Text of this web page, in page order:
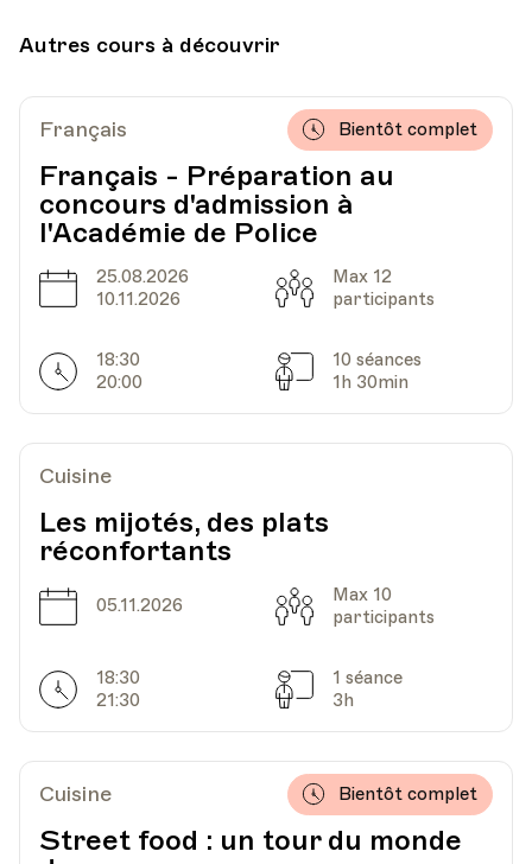
Pully
Autres cours à découvrir
Français
Français - Préparation au
concours d'admission à
l'Académie de Police
Bientôt complet
Date
25.08.2026
10.11.2026
Capacité
Max 12
participants
Horarires
18:30
20:00
Séances
10 séances
1h 30min
Cuisine
Les mijotés, des plats
réconfortants
Date
05.11.2026 Capacité
Max 10
participants
Horarires
18:30
21:30
Séances
1 séance
3h
Cuisine
Street food : un tour du monde
Bientôt complet